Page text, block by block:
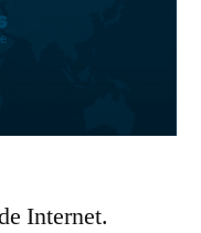
Internet.